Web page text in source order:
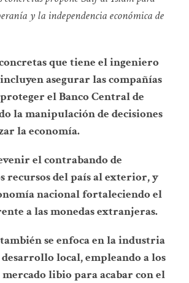
y la independencia económica de
que tiene el ingeniero
asegurar las compañías
el Banco Central de
la manipulación de decisiones
la economía.
el contrabando de
recursos del país al exterior, y
nacional fortaleciendo el
a las monedas extranjeras.
se enfoca en la industria
local, empleando a los
mercado libio para acabar con el